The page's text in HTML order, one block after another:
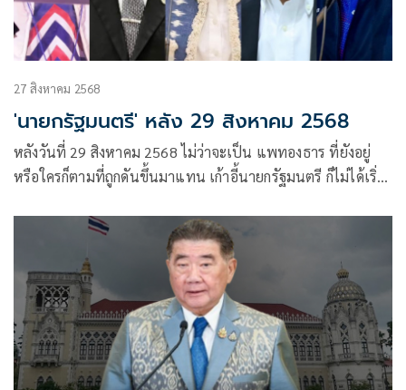
27 สิงหาคม 2568
'นายกรัฐมนตรี' หลัง 29 สิงหาคม 2568
หลังวันที่ 29 สิงหาคม 2568 ไม่ว่าจะเป็น แพทองธาร ที่ยังอยู่
หรือใครก็ตามที่ถูกดันขึ้นมาแทน เก้าอี้นายกรัฐมนตรี ก็ไม่ได้เริ่ม